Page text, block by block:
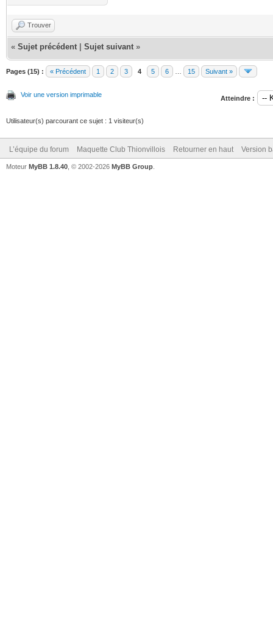
Trouver
« Sujet précédent Sujet suivant »
Pages (15) : « Précédent 1 2 3 4 5 6 15 Suivant »
Voir une version imprimable Atteindre :
Utilisateur(s) parcourant ce sujet : 1 visiteur(s)
L’équipe du forum Maquette Club Thionvillois Retourner en haut Version
Moteur MyBB 1.8.40 , © 2002-2026 MyBB Group